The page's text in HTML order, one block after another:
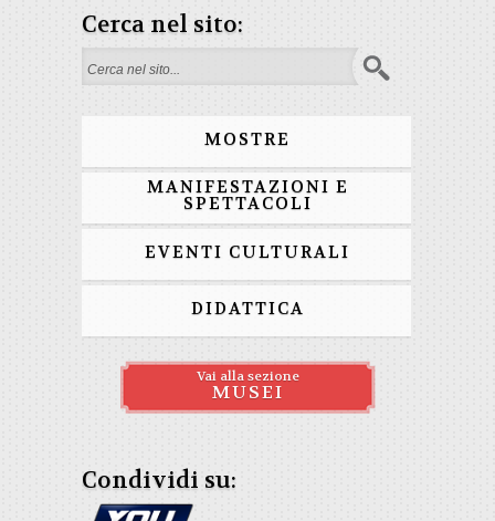
Cerca nel sito:
Form di ricerca
MOSTRE
MANIFESTAZIONI E
SPETTACOLI
EVENTI CULTURALI
DIDATTICA
Vai alla sezione
MUSEI
Condividi su: